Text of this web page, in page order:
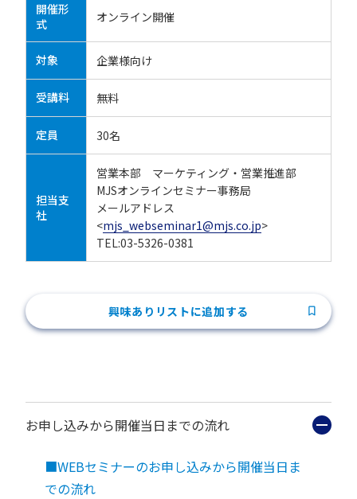
開催形
式
オンライン開催
対象 企業様向け
受講料 無料
定員 30名
担当支
社
営業本部 マーケティング・営業推進部
MJSオンラインセミナー事務局
メールアドレス
<mjs_webseminar1@mjs.co.jp>
TEL:03-5326-0381
興味ありリストに追加する
お申し込みから開催当日までの流れ
■WEBセミナーのお申し込みから開催当日ま
での流れ